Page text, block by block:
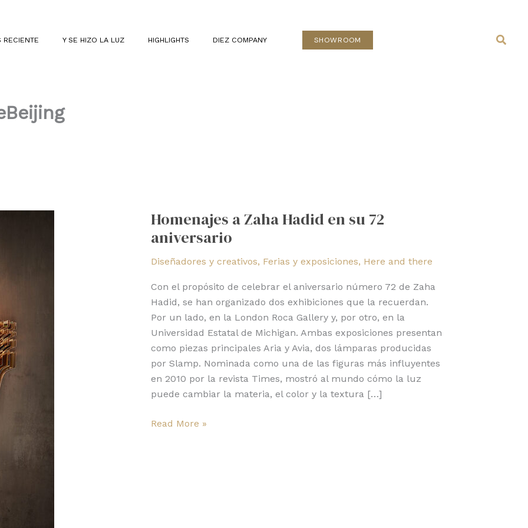
RECIENTE Y SE HIZO LA LUZ HIGHLIGHTS DIEZ COMPANY SHOWROOM
Homenajes a Zaha Hadid en su 72
aniversario
Diseñadores y creativos, Ferias y exposiciones, Here and there
Con el propósito de celebrar el aniversario número 72 de Zaha
Hadid, se han organizado dos exhibiciones que la recuerdan.
Por un lado, en la London Roca Gallery y, por otro, en la
Universidad Estatal de Michigan. Ambas exposiciones presentan
como piezas principales Aria y Avia, dos lámparas producidas
por Slamp. Nominada como una de las figuras más influyentes
en 2010 por la revista Times, mostró al mundo cómo la luz
puede cambiar la materia, el color y la textura […]
Zaha
Hadid
su
aniversario
Read More »